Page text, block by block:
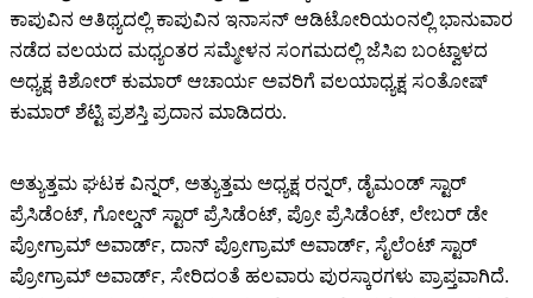
ಕಾಪುವಿನ ಆತಿಥ್ಯದಲ್ಲಿ ಕಾಪುವಿನ ಇನಾಸನ್ ಆಡಿಟೋರಿಯಂನಲ್ಲಿ ಭಾನುವಾರ
ನಡೆದ ವಲಯದ ಮಧ್ಯಂತರ ಸಮ್ಮೇಳನ ಸಂಗಮದಲ್ಲಿ ಜೆಸಿಐ ಬಂಟ್ವಾಳದ
ಅಧ್ಯಕ್ಷ ಕಿಶೋರ್ ಕುಮಾರ್ ಆಚಾರ್ಯ ಅವರಿಗೆ ವಲಯಾಧ್ಯಕ್ಷ ಸಂತೋಷ್
ಕುಮಾರ್ ಶೆಟ್ಟಿ ಪ್ರಶಸ್ತಿ ಪ್ರದಾನ ಮಾಡಿದರು.
ಅತ್ಯುತ್ತಮ ಘಟಕ ವಿನ್ನರ್, ಅತ್ಯುತ್ತಮ ಅಧ್ಯಕ್ಷ ರನ್ನರ್, ಡೈಮಂಡ್ ಸ್ಟಾರ್
ಪ್ರೆಸಿಡೆಂಟ್, ಗೋಲ್ಡನ್ ಸ್ಟಾರ್ ಪ್ರೆಸಿಡೆಂಟ್, ಪ್ರೋ ಪ್ರೆಸಿಡೆಂಟ್, ಲೇಬರ್ ಡೇ
ಪ್ರೋಗ್ರಾಮ್ ಅವಾರ್ಡ್, ದಾನ್ ಪ್ರೋಗ್ರಾಮ್ ಅವಾರ್ಡ್, ಸೈಲೆಂಟ್ ಸ್ಟಾರ್
ಪ್ರೋಗ್ರಾಮ್ ಅವಾರ್ಡ್, ಸೇರಿದಂತೆ ಹಲವಾರು ಪುರಸ್ಕಾರಗಳು ಪ್ರಾಪ್ತವಾಗಿದೆ.